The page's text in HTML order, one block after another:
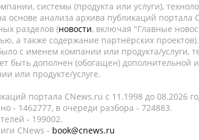
системы (продукта или услуги),
основе анализа архива публикаций портала
разделов (новости, включая "Главные
а также содержание партнёрских
с именем компании или продукта/услуги,
быть дополнен (обогащен) дополнительной
или продукте/услуге.
портала CNews.ru c 11.1998 до 08.2026
- 1462777, в очереди разбора - 724883.
- 199002.
CNews - book@cnews.ru